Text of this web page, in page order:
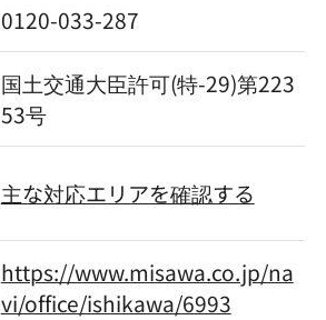
0120-033-287
国土交通大臣許可(特-29)第223
53号
主な対応エリアを確認する
https://www.misawa.co.jp/na
vi/office/ishikawa/6993